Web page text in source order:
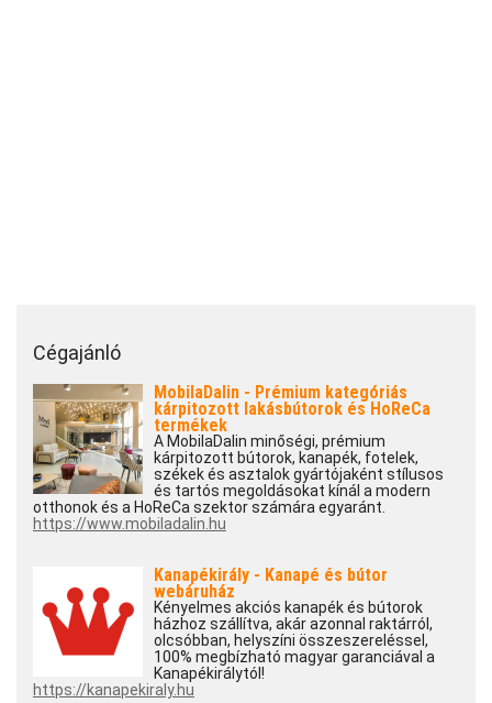
Cégajánló
MobilaDalin - Prémium kategóriás
kárpitozott lakásbútorok és HoReCa
termékek
A MobilaDalin minőségi, prémium
kárpitozott bútorok, kanapék, fotelek,
székek és asztalok gyártójaként stílusos
és tartós megoldásokat kínál a modern
otthonok és a HoReCa szektor számára egyaránt.
https://www.mobiladalin.hu
Kanapékirály - Kanapé és bútor
webáruház
Kényelmes akciós kanapék és bútorok
házhoz szállítva, akár azonnal raktárról,
olcsóbban, helyszíni összeszereléssel,
100% megbízható magyar garanciával a
Kanapékirálytól!
https://kanapekiraly.hu